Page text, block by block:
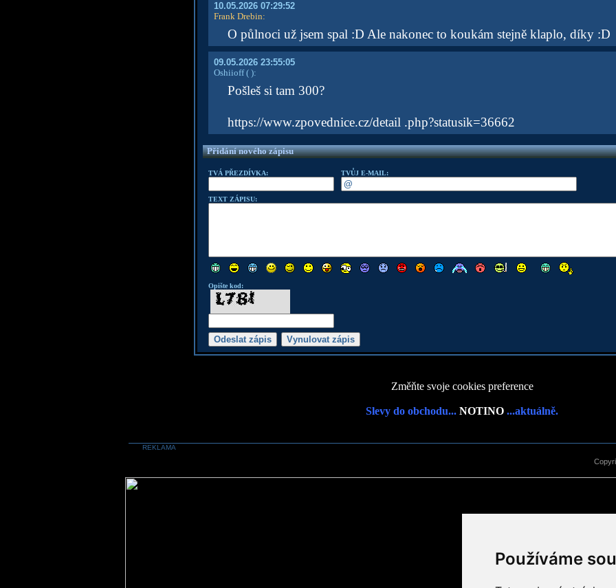
Používáme
10.05.2026 07:29:52
Frank Drebin:
O půlnoci už jsem spal :D Ale nakonec to koukám stejně klaplo, díky :D
09.05.2026 23:55:05
Oshiioff( ):
Pošleš si tam 300?
https://www.zpovednice.cz/detail .php?statusik=36662
Přidání nového zápisu
TVÁ PŘEZDÍVKA: TVŮJ E-MAIL:
TEXT ZÁPISU:
Opište kod:
Změňte svoje cookies preference
Slevy do obchodu... NOTINO ...aktuálně.
REKLAMA